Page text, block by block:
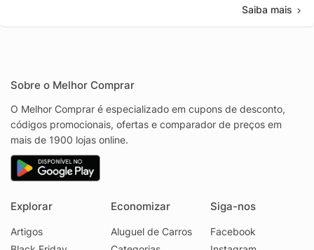
Saiba mais
Sobre o Melhor Comprar
O Melhor Comprar é especializado em cupons de desconto,
códigos promocionais, ofertas e comparador de preços em
mais de 1900 lojas online.
Explorar
Artigos
Economizar
Aluguel de Carros
Siga-nos
Facebook